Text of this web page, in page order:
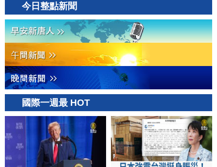
今日整點新聞
國際一週最 HOT